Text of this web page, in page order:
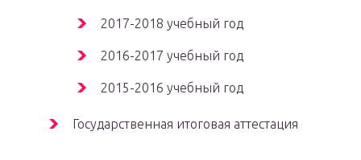
2017-2018 учебный год
2016-2017 учебный год
2015-2016 учебный год
Государственная итоговая аттестация